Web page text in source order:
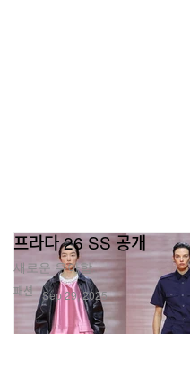
패션
프라다 26 SS 공개
새로운 우아함.
Sep 29, 2025